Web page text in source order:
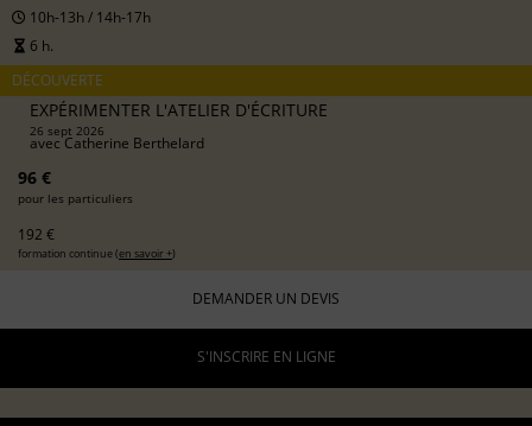
10h-13h / 14h-17h
6 h.
DÉCOUVERTE
EXPÉRIMENTER L'ATELIER D'ÉCRITURE
26 sept 2026
avecCatherine Berthelard
96 €
pour les particuliers
192 €
formation continue (en savoir +)
DEMANDER UN DEVIS
S'INSCRIRE EN LIGNE